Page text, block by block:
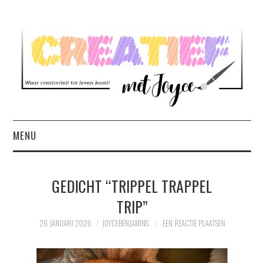
MENU
OVER MIJ
CONTACT
GEDICHT “TRIPPEL TRAPPEL
TRIP”
26 JANUARI 2026 JOYCEBENJAMINS EEN REACTIE PLAATSEN